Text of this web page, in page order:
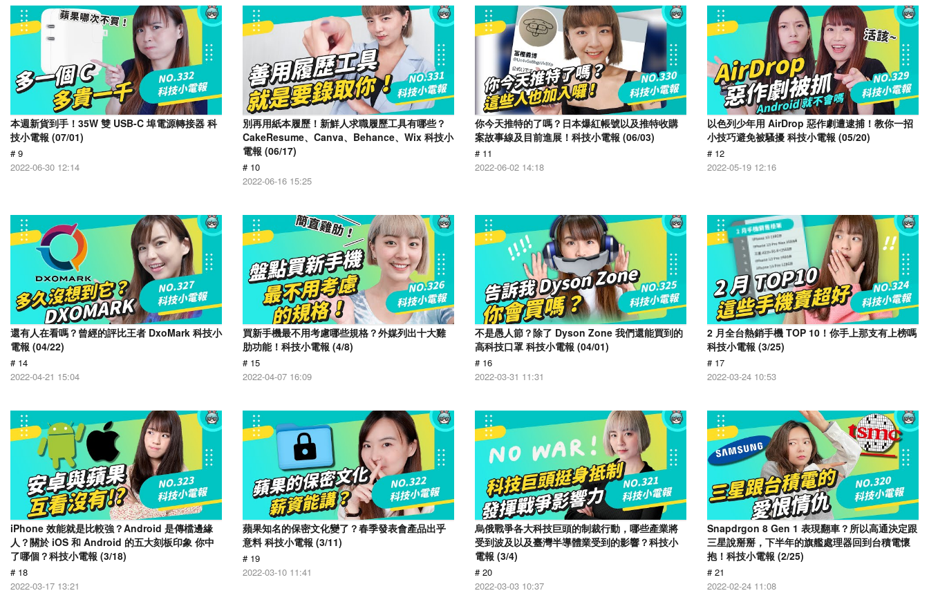
本週新貨到手！35W 雙 USB-C 埠電源轉接器 科
技小電報 (07/01)
# 9
2022-06-30 12:14
別再用紙本履歷！新鮮人求職履歷工具有哪些？
CakeResume、Canva、Behance、Wix 科技小
電報 (06/17)
# 10
2022-06-16 15:25
你今天推特的了嗎？日本爆紅帳號以及推特收購
案故事線及目前進展！科技小電報 (06/03)
# 11
2022-06-02 14:18
以色列少年用 AirDrop 惡作劇遭逮捕！教你一招
小技巧避免被騷擾 科技小電報 (05/20)
# 12
2022-05-19 12:16
還有人在看嗎？曾經的評比王者 DxoMark 科技小
電報 (04/22)
# 14
2022-04-21 15:04
買新手機最不用考慮哪些規格？外媒列出十大雞
肋功能！科技小電報 (4/8)
# 15
2022-04-07 16:09
不是愚人節？除了 Dyson Zone 我們還能買到的
高科技口罩 科技小電報 (04/01)
# 16
2022-03-31 11:31
2 月全台熱銷手機 TOP 10！你手上那支有上榜嗎
科技小電報 (3/25)
# 17
2022-03-24 10:53
iPhone 效能就是比較強？Android 是傳檔邊緣
人？關於 iOS 和 Android 的五大刻板印象 你中
了哪個？科技小電報 (3/18)
# 18
2022-03-17 13:21
蘋果知名的保密文化變了？春季發表會產品出乎
意料 科技小電報 (3/11)
# 19
2022-03-10 11:41
烏俄戰爭各大科技巨頭的制裁行動，哪些產業將
受到波及以及臺灣半導體業受到的影響？科技小
電報 (3/4)
# 20
2022-03-03 10:37
Snapdrgon 8 Gen 1 表現翻車？所以高通決定跟
三星說掰掰，下半年的旗艦處理器回到台積電懷
抱！科技小電報 (2/25)
# 21
2022-02-24 11:08